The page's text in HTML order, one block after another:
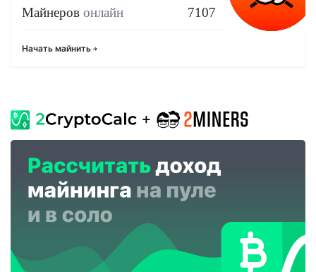
Майнеров онлайн 7107
Начать майнить